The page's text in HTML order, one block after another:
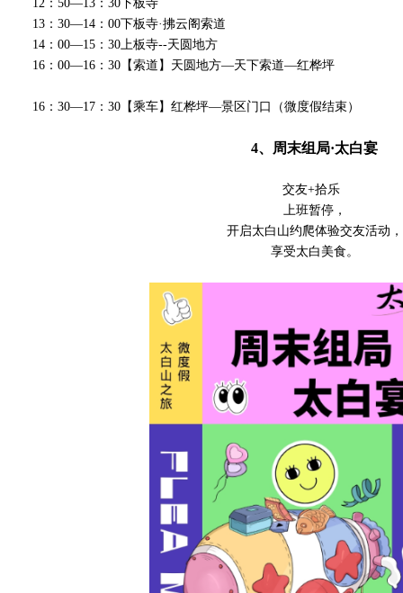
12：50—13：30下板寺
13：30—14：00下板寺·拂云阁索道
14：00—15：30上板寺--天圆地方
16：00—16：30【索道】天圆地方—天下索道—红桦坪
16：30—17：30【乘车】红桦坪—景区门口（微度假结束）
4、周末组局·太白宴
交友+拾乐
上班暂停，
开启太白山约爬体验交友活动，
享受太白美食。